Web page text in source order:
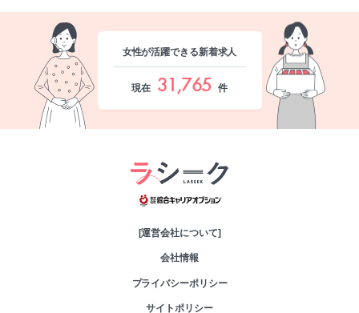
女性が活躍できる新着求人
現在 31,765 件
[運営会社について]
会社情報
プライバシーポリシー
サイトポリシー